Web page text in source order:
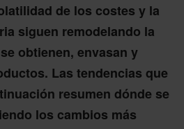
de los costes y la
siguen remodelando la
obtienen, envasan y
Las tendencias que
resumen dónde se
los cambios más